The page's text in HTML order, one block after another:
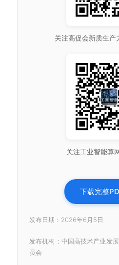
关注高促会新质生产
关注工业智能算
下载完整
发布日期：2026年6月5日
发布机构：中国高技术产业发
员会